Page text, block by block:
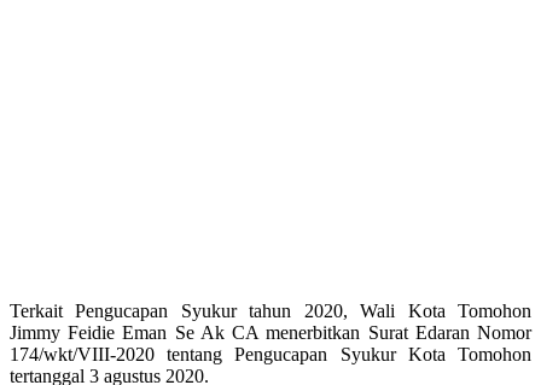
Terkait Pengucapan Syukur tahun 2020, Wali Kota Tomohon
Jimmy Feidie Eman Se Ak CA menerbitkan Surat Edaran Nomor
174/wkt/VIII-2020 tentang Pengucapan Syukur Kota Tomohon
tertanggal 3 agustus 2020.